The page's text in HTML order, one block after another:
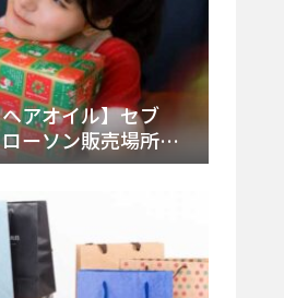
アオイル】セブ
ーソン販売場所
おすすめ市販品を